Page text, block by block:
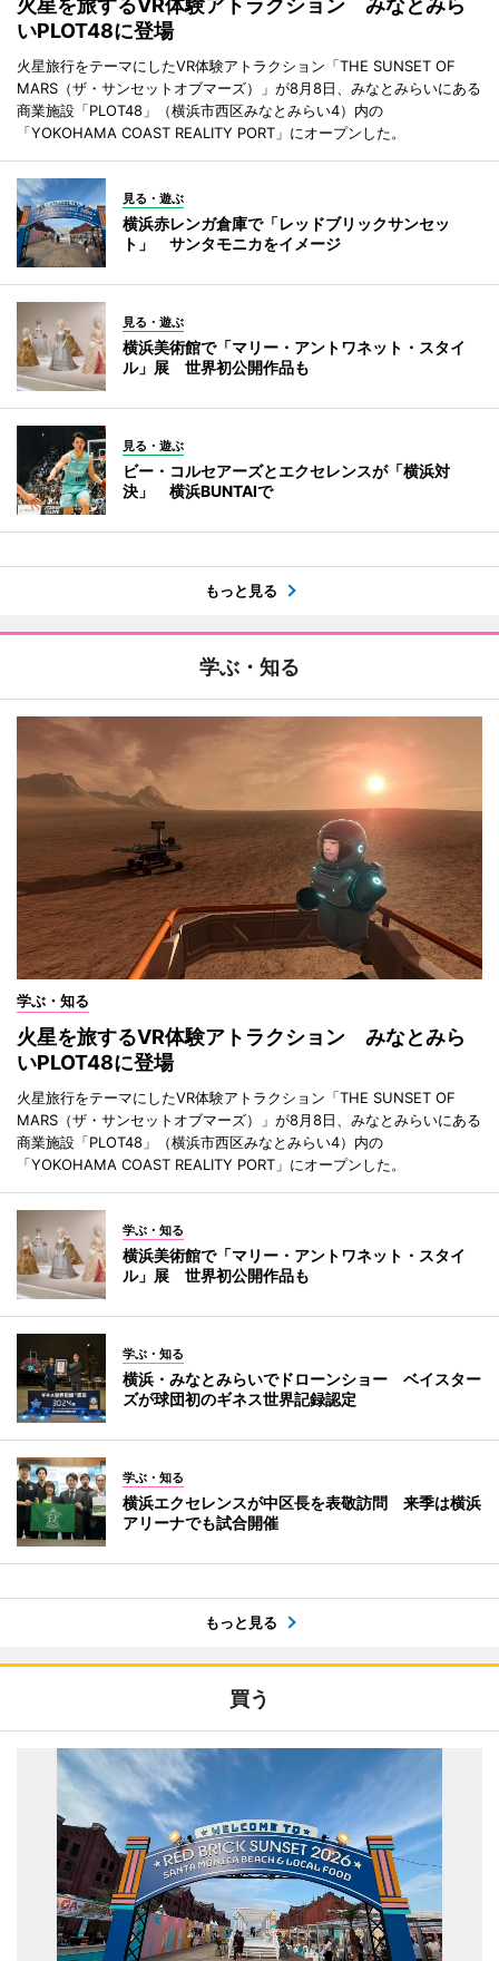
火星を旅するVR体験アトラクション みなとみら
いPLOT48に登場
火星旅行をテーマにしたVR体験アトラクション「THE SUNSET OF
MARS（ザ・サンセットオブマーズ）」が8月8日、みなとみらいにある
商業施設「PLOT48」（横浜市西区みなとみらい4）内の
「YOKOHAMA COAST REALITY PORT」にオープンした。
見る・遊ぶ
横浜赤レンガ倉庫で「レッドブリックサンセッ
ト」 サンタモニカをイメージ
見る・遊ぶ
横浜美術館で「マリー・アントワネット・スタイ
ル」展 世界初公開作品も
見る・遊ぶ
ビー・コルセアーズとエクセレンスが「横浜対
決」 横浜BUNTAIで
もっと見る
学ぶ・知る
学ぶ・知る
火星を旅するVR体験アトラクション みなとみら
いPLOT48に登場
火星旅行をテーマにしたVR体験アトラクション「THE SUNSET OF
MARS（ザ・サンセットオブマーズ）」が8月8日、みなとみらいにある
商業施設「PLOT48」（横浜市西区みなとみらい4）内の
「YOKOHAMA COAST REALITY PORT」にオープンした。
学ぶ・知る
横浜美術館で「マリー・アントワネット・スタイ
ル」展 世界初公開作品も
学ぶ・知る
横浜・みなとみらいでドローンショー ベイスター
ズが球団初のギネス世界記録認定
学ぶ・知る
横浜エクセレンスが中区長を表敬訪問 来季は横浜
アリーナでも試合開催
もっと見る
買う